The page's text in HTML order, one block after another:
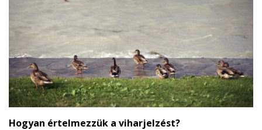
Hogyan értelmezzük a viharjelzést?